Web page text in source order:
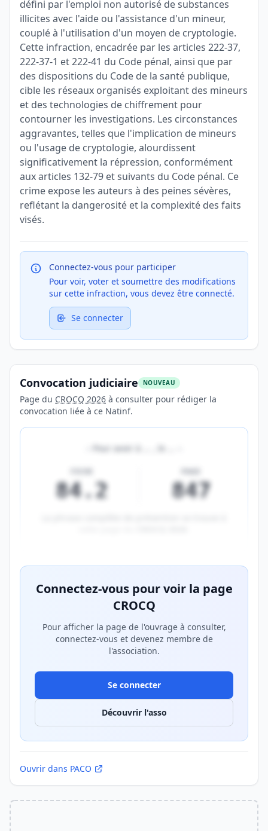
défini par l'emploi non autorisé de substances
illicites avec l'aide ou l'assistance d'un mineur,
couplé à l'utilisation d'un moyen de cryptologie.
Cette infraction, encadrée par les articles 222-37,
222-37-1 et 222-41 du Code pénal, ainsi que par
des dispositions du Code de la santé publique,
cible les réseaux organisés exploitant des mineurs
et des technologies de chiffrement pour
contourner les investigations. Les circonstances
aggravantes, telles que l'implication de mineurs
ou l'usage de cryptologie, alourdissent
significativement la répression, conformément
aux articles 132-79 et suivants du Code pénal. Ce
crime expose les auteurs à des peines sévères,
reflétant la dangerosité et la complexité des faits
visés.
Connectez-vous pour participer
Pour voir, voter et soumettre des modifications
sur cette infraction, vous devez être connecté.
Se connecter
Convocation judiciaire NOUVEAU
Page du CROCQ 2026 à consulter pour rédiger la
convocation liée à ce Natinf.
Pour avoir à
84.2 847
Connectez-vous pour voir la page
CROCQ
Pour afficher la page de l'ouvrage à consulter,
connectez-vous et devenez membre de
l'association.
Se connecter
Découvrir l'asso
Ouvrir dans PACO